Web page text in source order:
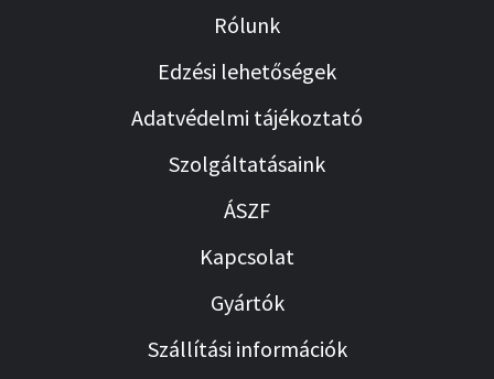
Rólunk
Edzési lehetőségek
Adatvédelmi tájékoztató
Szolgáltatásaink
ÁSZF
Kapcsolat
Gyártók
Szállítási információk